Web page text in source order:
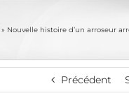
» Nouvelle histoire d’un arroseur
Précédent